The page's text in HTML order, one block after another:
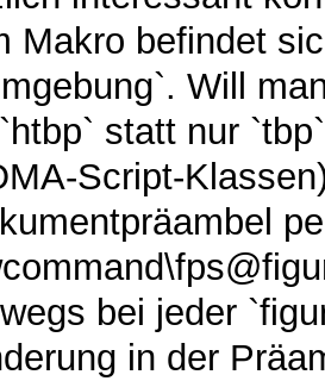
Makro befindet
Will
statt nur
Script-
bei jeder
in der